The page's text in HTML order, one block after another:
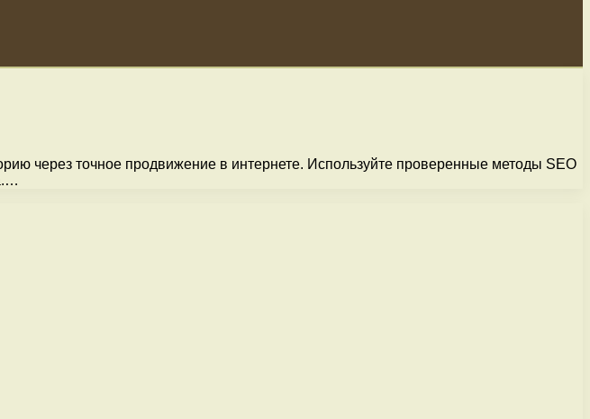
через точное продвижение в интернете. Используйте проверенные методы SEO